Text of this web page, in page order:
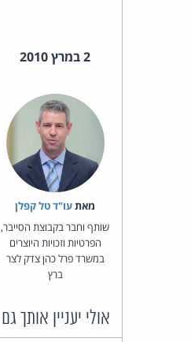
2 במרץ 2010
מאת‏עו"ד טל קפלן
שותף וחבר בקבוצת הסייבר,
הפרטיות וזכויות היוצרים
במשרד פרל כהן צדק לצר
ברץ
אולי יעניין אותך גם